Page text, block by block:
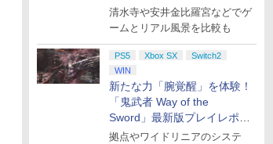
を目撃！
清水寺や安井金比羅宮などでゲ
ームとリアル風景を比較も
PS5 Xbox SX
Switch2
WIN
新たな力「腕覚醒」を体験！
「鬼武者 Way of the
Sword」最新版プレイレポー
ト
拠点やワイドリニアのシステ